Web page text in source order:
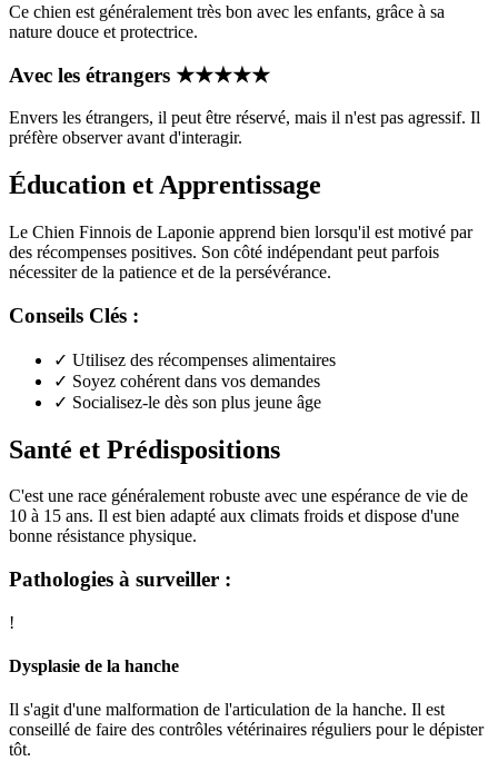
Ce chien est généralement très bon avec les enfants, grâce à sa
nature douce et protectrice.
Avec les étrangers ★★★★★
Envers les étrangers, il peut être réservé, mais il n'est pas agressif. Il
préfère observer avant d'interagir.
Éducation et Apprentissage
Le Chien Finnois de Laponie apprend bien lorsqu'il est motivé par
des récompenses positives. Son côté indépendant peut parfois
nécessiter de la patience et de la persévérance.
Conseils Clés :
✓ Utilisez des récompenses alimentaires
✓ Soyez cohérent dans vos demandes
✓ Socialisez-le dès son plus jeune âge
Santé et Prédispositions
C'est une race généralement robuste avec une espérance de vie de
10 à 15 ans. Il est bien adapté aux climats froids et dispose d'une
bonne résistance physique.
Pathologies à surveiller :
!
Dysplasie de la hanche
Il s'agit d'une malformation de l'articulation de la hanche. Il est
conseillé de faire des contrôles vétérinaires réguliers pour le dépister
tôt.